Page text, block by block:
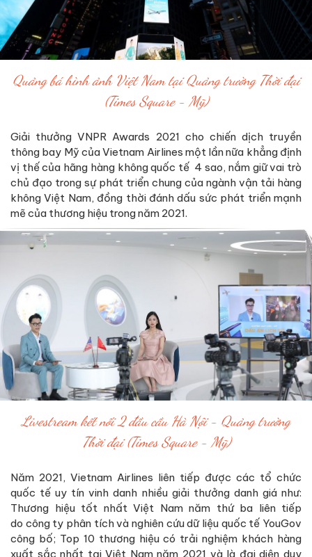
Quảng bá hình ảnh Việt Nam tại Quảng trường Thời đại
(Times Square - Mỹ)
Giải thưởng VNPR Awards 2021 cho chiến dịch truyền
thông bay Mỹ của Vietnam Airlines một lần nữa khẳng định
vị thế của hãng hàng không quốc tế 4 sao, nắm giữ vai trò
chủ đạo trong sự phát triển chung của ngành vận tải hàng
không Việt Nam, đồng thời đánh dấu sức phát triển mạnh
mẽ của thương hiệu trong năm 2021.
Livestream kết nối 2 đầu cầu Hà Nội - Quảng trường
Thời đại (Times Square - Mỹ)
Năm 2021, Vietnam Airlines liên tiếp được các tổ chức
quốc tế uy tín vinh danh nhiều giải thưởng danh giá như:
Thương hiệu tốt nhất Việt Nam năm thứ ba liên tiếp
do công ty phân tích và nghiên cứu dữ liệu quốc tế YouGov
công bố; Top 10 thương hiệu có trải nghiệm khách hàng
xuất sắc nhất tại Việt Nam năm 2021 và là đại diện duy